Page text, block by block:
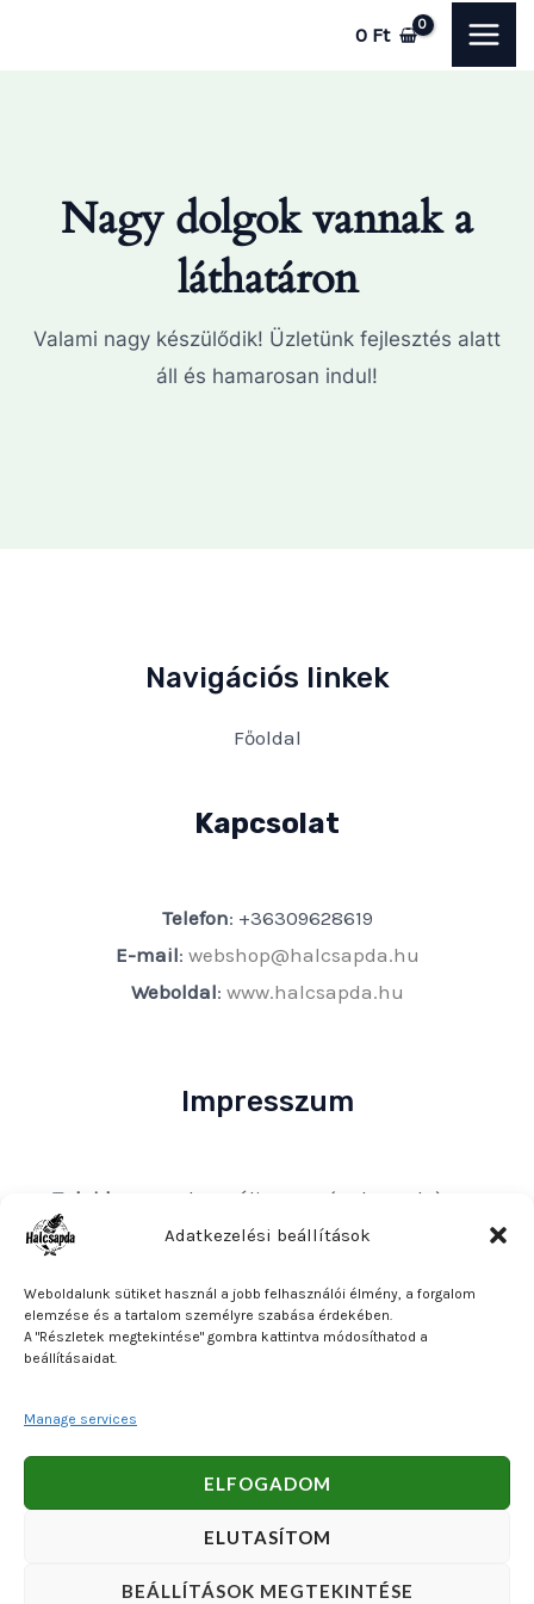
Adatkezelési beállítások
Weboldalunk sütiket használ a jobb felhasználói élmény, a forgalom
elemzése és a tartalom személyre szabása érdekében.
A "Részletek megtekintése" gombra kattintva módosíthatod a
beállításaidat.
Manage services
ELFOGADOM
ELUTASÍTOM
BEÁLLÍTÁSOK MEGTEKINTÉSE
0 Ft
Nagy dolgok vannak a
láthatáron
Valami nagy készülődik! Üzletünk fejlesztés alatt
áll és hamarosan indul!
Navigációs linkek
Főoldal
Kapcsolat
Telefon: +36309628619
E-mail: webshop@halcsapda.hu
Weboldal: www.halcsapda.hu
Impresszum
Tulajdonos
: Bakos Bálint E. V. (Halcsapda)
Székhely és postacím: 2890 Tata, Nyárfa u. 7.
Közösségi adószám: HU90921379
Bankszámlaszám: OTP Bank 11740047-27102600
by Bakos Bálint E. V. (Halcsapda).